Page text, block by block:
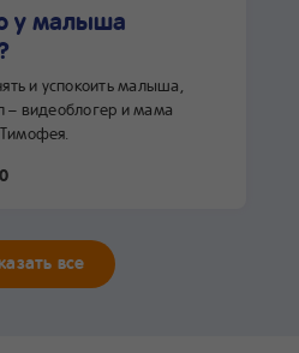
у малыша
и успокоить малыша,
– видеоблогер и мама
0
все